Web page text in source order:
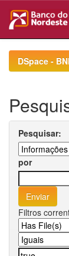
navigationDSpace -
Pesquisar:
por
Filtros